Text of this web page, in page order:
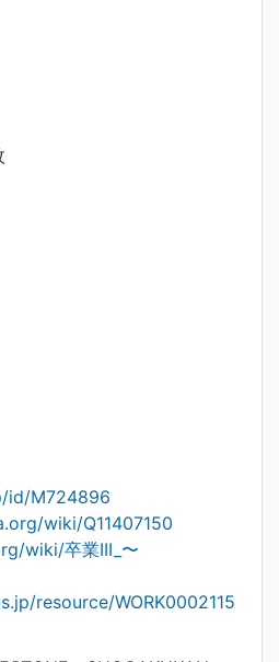
id/M724896
wiki/Q11407150
wiki/卒業III_〜
resource/WORK0002115